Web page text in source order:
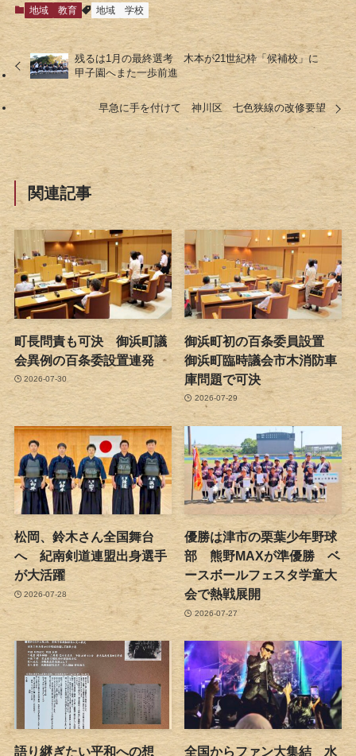
地域 教育 地域 学校
残るは1月の最終選考 木本が21世紀枠「候補校」に
甲子園へまた一歩前進
早急に手を付けて 神川区 七色狭線の改修要望
関連記事
町長問責も可決 御浜町議
会異例の百条委設置連発
2026-07-30
御浜町初の百条委員設置
御浜町臨時議会市木消防車
庫問題で可決
2026-07-29
松岡、鈴木さん全国舞台
へ 紀南剣道連盟出身選手
が大活躍
2026-07-28
優勝は津市の栗葉少年野球
部 熊野MAXが準優勝 ベ
ースボールフェスタ学童大
会で熱戦展開
2026-07-27
語り継ぎたい平和への想 全国からファン大集結 水